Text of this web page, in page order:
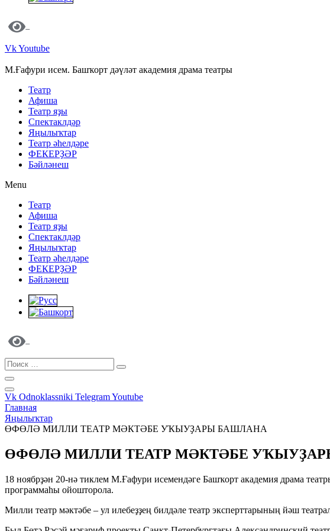
VkYoutube
М.Ғафури исем. Башҡорт дәүләт академия драма театры
Театр
Афиша
Театр яҙы
Спектаклдәр
Яңылыҡтар
Театр әһелдәре
ФЕКЕРҘӘР
Бәйләнеш
Menu
Театр
Афиша
Театр яҙы
Спектаклдәр
Яңылыҡтар
Театр әһелдәре
ФЕКЕРҘӘР
Бәйләнеш
Vk Odnoklassniki TelegramYoutube
Главная
Яңылыҡтар
ӨФӨЛӘ МИЛЛИ ТЕАТР МӘКТӘБЕ УҠЫУҘАРЫ БАШЛАНА
ӨФӨЛӘ МИЛЛИ ТЕАТР МӘКТӘБЕ
18 ноябрҙән 20-нә тиклем М.Ғафури исемендәге Башҡорт академия драма
программаһы ойошторола.
Милли театр мәктәбе – ул илебеҙҙең билдәле театр эксперттарының йәш